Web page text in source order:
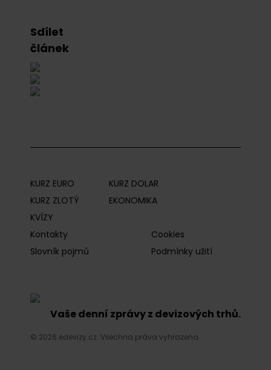
Sdílet
článek
KURZ EURO
KURZ DOLAR
KURZ ZLOTÝ
EKONOMIKA
KVÍZY
Kontakty
Cookies
Slovník pojmů
Podmínky užití
Vaše denní zprávy z devizových trhů.
© 2026 edevizy.cz. Všechna práva vyhrazena.